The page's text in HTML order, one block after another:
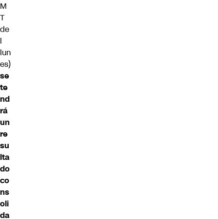
M
T
de
l
lun
es)
se
te
nd
rá
un
re
su
lta
do
co
ns
oli
da